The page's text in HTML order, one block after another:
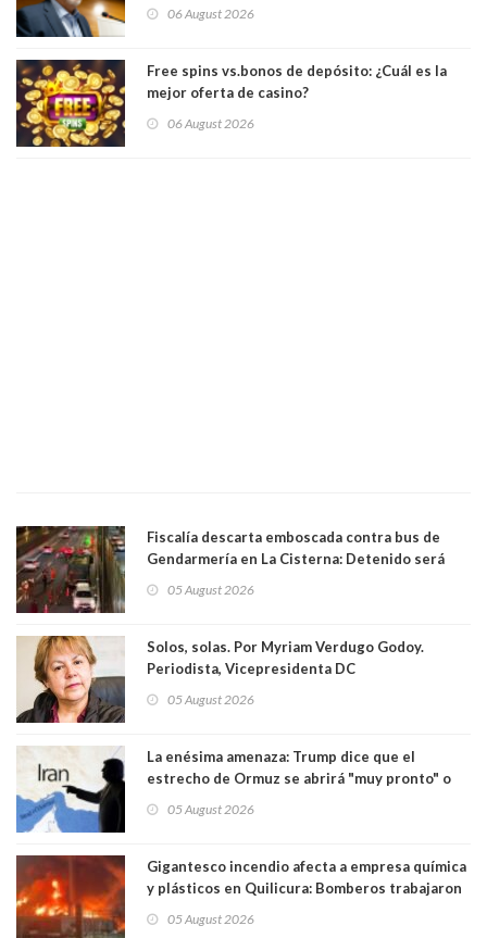
Académicos U. Católica Silva Henríquez
06 August 2026
Free spins vs.bonos de depósito: ¿Cuál es la
mejor oferta de casino?
06 August 2026
Fiscalía descarta emboscada contra bus de
Gendarmería en La Cisterna: Detenido será
05 August 2026
Solos, solas. Por Myriam Verdugo Godoy.
Periodista, Vicepresidenta DC
05 August 2026
La enésima amenaza: Trump dice que el
estrecho de Ormuz se abrirá "muy pronto" o
05 August 2026
Gigantesco incendio afecta a empresa química
y plásticos en Quilicura: Bomberos trabajaron
05 August 2026